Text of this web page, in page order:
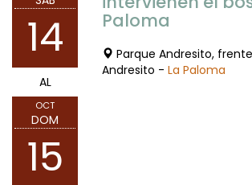
14
AL
OCT
DOM
15
Paloma
Parque Andresito,
Andresito - La Paloma